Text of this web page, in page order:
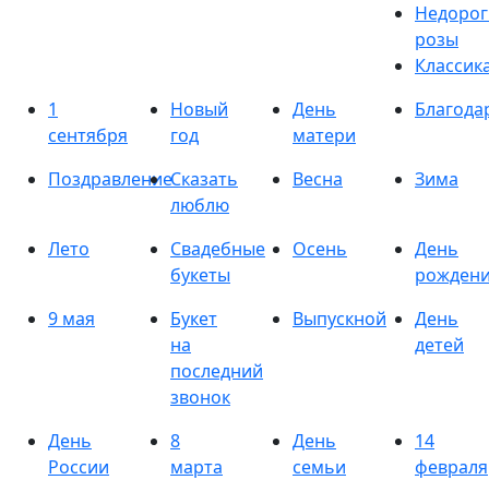
розы
1
сентября
Новый
год
День
матери
ПоздравлениеСказать
люблю
Весна Зима
Лето
Свадебные
букеты
Осень
День
9 мая
Букет
на
последний
звонок
Выпускной
День
детей
День
России
8
марта
День
семьи
14
февраля